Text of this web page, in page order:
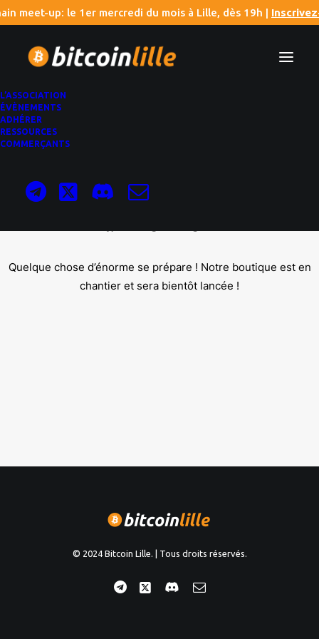
meet-up: le 1er mercredi du mois à Lille, dès 19h |
L’ASSOCIATION
ÉVÈNEMENTS
ADHÉRER
RESSOURCES
COMMERÇANTS
De grandes choses se profilent
à l’horizon
Quelque chose d’énorme se prépare ! Notre boutique est en
chantier et sera bientôt lancée !
© 2024 Bitcoin Lille. | Tous droits réservés.